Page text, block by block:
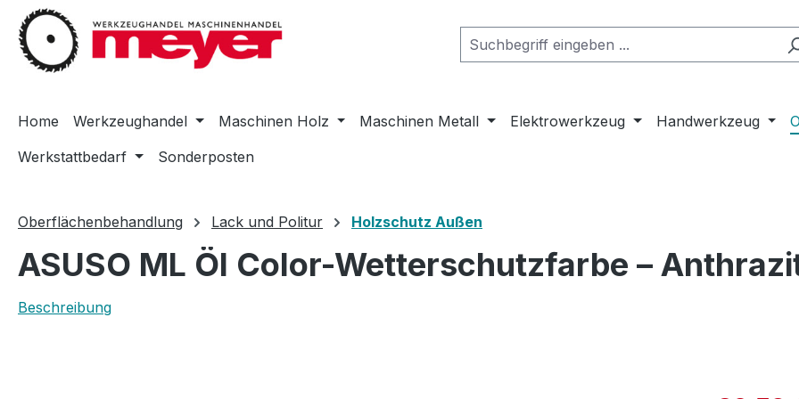
Hauptinhalt springen
Zur Suche springen
Zur Hauptnavigation springen
Home Werkzeughandel Maschinen Holz Maschinen Metall Elektrowerkzeug Handwerkzeug
Werkstattbedarf
Sonderposten
Oberflächenbehandlung Lack und Politur Holzschutz Außen
ASUSO ML Öl Color-Wetterschutzfarbe –
Beschreibung